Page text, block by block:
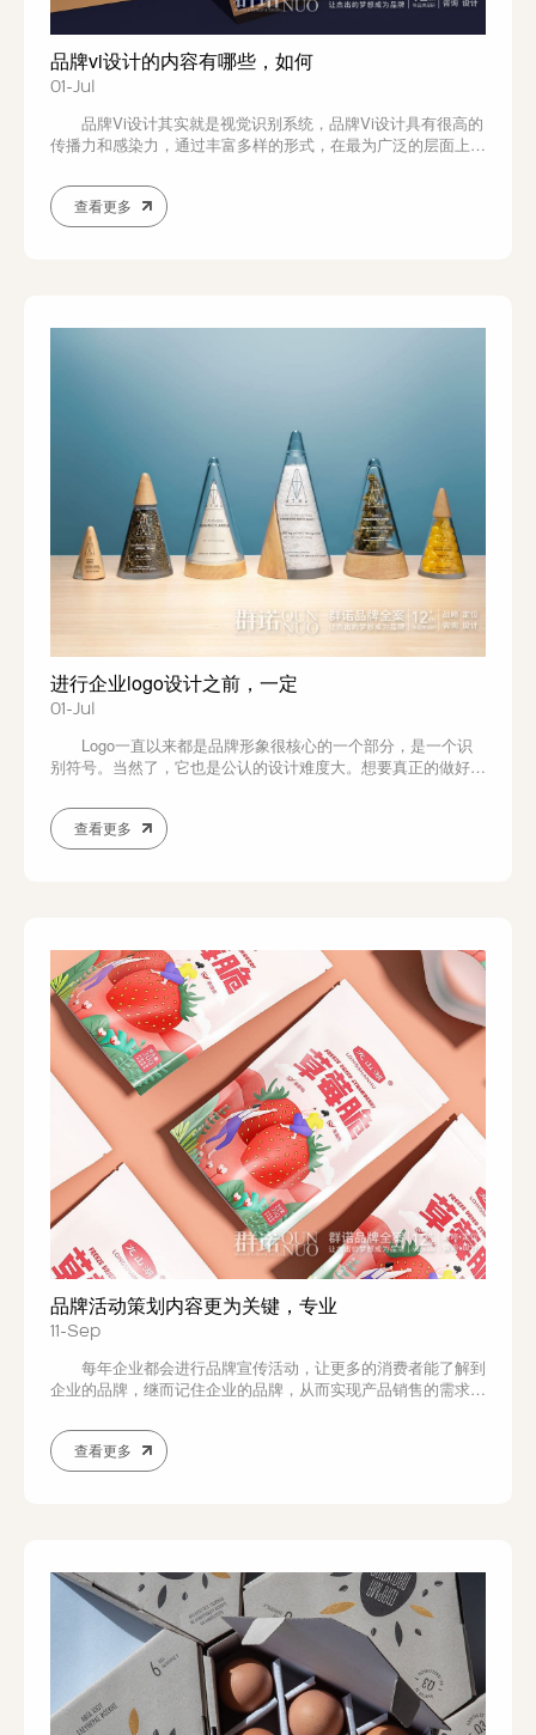
品牌vi设计的内容有哪些，如何
01-Jul
品牌Vi设计其实就是视觉识别系统，品牌Vi设计具有很高的
传播力和感染力，通过丰富多样的形式，在最为广泛的层面上，
效应，扩大宣传力度，从而为企业赢得更多的合作机会，为企业
可持续发展奠定坚实的基础。 接下来，让我们一起了解一下
品牌vi设计都包括哪些内容呢? ...
查看更多
进行企业logo设计之前，一定
01-Jul
Logo一直以来都是品牌形象很核心的一个部分，是一个识
别符号。当然了，它也是公认的设计难度大。想要真正的做好
们的各个企业也需要logo。所以，找专业的公司进行企业logo设
计的也不在少数。甚至，有的还付出了巨大的心力以及经济成
本。不过，做好了的话，这回...
查看更多
品牌活动策划内容更为关键，专业
11-Sep
每年企业都会进行品牌宣传活动，让更多的消费者能了解到
企业的品牌，继而记住企业的品牌，从而实现产品销售的需求，
点也是非常重要的，针对这个策划也就要注重更多方面的因素，
尤其是在具体的策划中就要重视其中的内容，这样一来也就要求
在品牌活动策划时一定要更为注重，优选专业...
查看更多